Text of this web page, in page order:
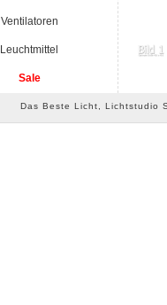
Ventilatoren
Leuchtmittel
Sale
Das Beste Licht, Lichtstudio